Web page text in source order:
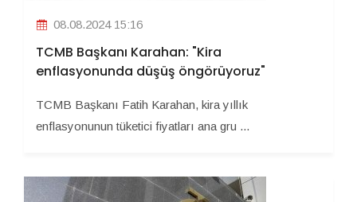
08.08.2024 15:16
TCMB Başkanı Karahan: "Kira
enflasyonunda düşüş öngörüyoruz"
TCMB Başkanı Fatih Karahan, kira yıllık
enflasyonunun tüketici fiyatları ana gru ...